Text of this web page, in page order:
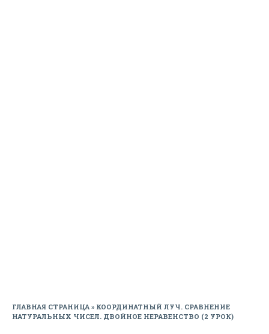
ГЛАВНАЯ СТРАНИЦА» КООРДИНАТНЫЙ ЛУЧ. СРАВНЕНИЕ
НАТУРАЛЬНЫХ ЧИСЕЛ. ДВОЙНОЕ НЕРАВЕНСТВО (2 УРОК)